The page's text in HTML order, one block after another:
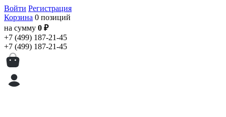
Войти Регистрация
Корзина 0 позиций
на сумму 0 ₽
+7 (499) 187-21-45
+7 (499) 187-21-45